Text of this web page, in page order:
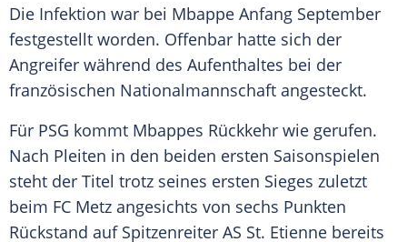
Die Infektion war bei Mbappe Anfang September
festgestellt worden. Offenbar hatte sich der
Angreifer während des Aufenthaltes bei der
französischen Nationalmannschaft angesteckt.
Für PSG kommt Mbappes Rückkehr wie gerufen.
Nach Pleiten in den beiden ersten Saisonspielen
steht der Titel trotz seines ersten Sieges zuletzt
beim FC Metz angesichts von sechs Punkten
Rückstand auf Spitzenreiter AS St. Etienne bereits